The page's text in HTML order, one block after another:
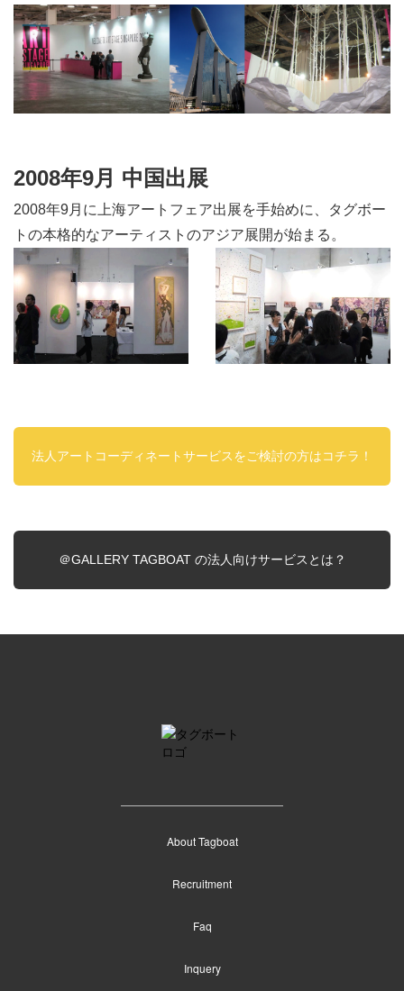
2008年9月 中国出展
2008年9月に上海アートフェア出展を手始めに、タグボー
トの本格的なアーティストのアジア展開が始まる。
法人アートコーディネートサービスをご検討の方はコチラ！
＠GALLERY TAGBOAT の法人向けサービスとは？
About Tagboat
Recruitment
Faq
Inquery